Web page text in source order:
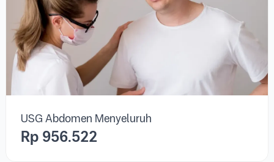
USG Abdomen Menyeluruh
Rp 956.522